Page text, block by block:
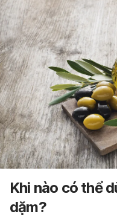
Khi nào có thể
dặm?